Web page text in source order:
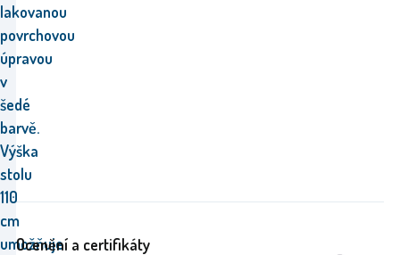
lakovanou
povrchovou
úpravou
v
šedé
barvě.
Výška
stolu
110
cm
umožňuje
Ocenění a certifikáty